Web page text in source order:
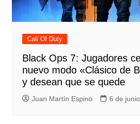
Call Of Duty
Black Ops 7: Jugadores
nuevo modo «Clásico de
y desean que se quede
Juan Martín Espino 6 de